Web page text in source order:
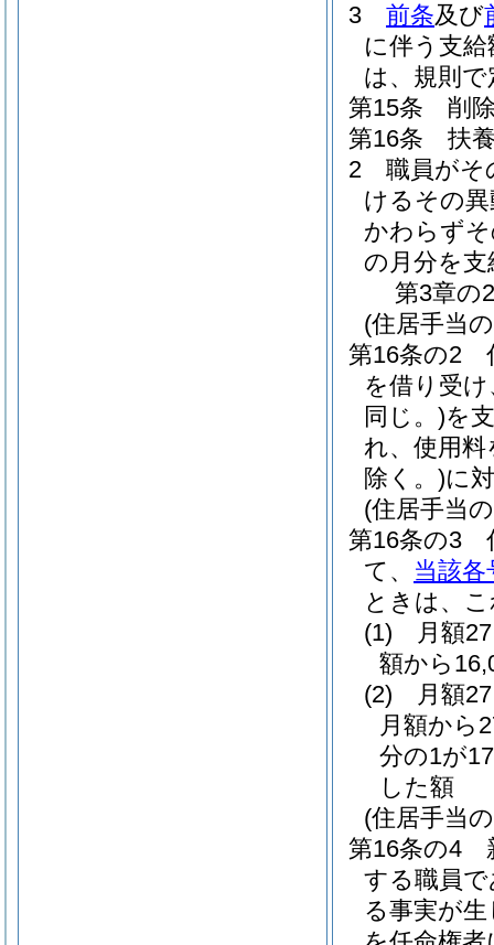
3
前条及び
に伴う支
は、規則
第15条
削
第16条
扶
2
職員がそ
けるその
かわらず
の月分を
第3章の2
(住居手当
第16条の2
を借り受
同じ。)を
れ、使用
除く。)に
(住居手当
第16条の3
て、 当該各
ときは、
(1)
月額
額から
(2)
月額
月額から
分の1が
した額
(住居手当
第16条の4
する職員
る事実が